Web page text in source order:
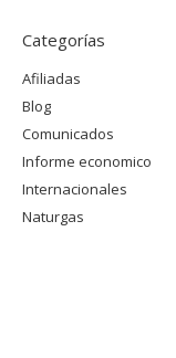
Categorías
Afiliadas
Blog
Comunicados
Informe economico
Internacionales
Naturgas